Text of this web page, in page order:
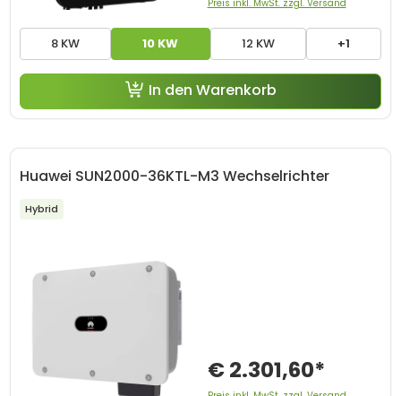
8 KW 10 KW 12 KW +1
Preis inkl. MwSt. zzgl. Versand
In den Warenkorb
Huawei SUN2000-36KTL-M3 Wechselrichter
Hybrid
€ 2.301,60*